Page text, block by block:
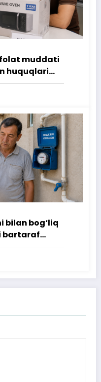
muddati
huquqlari
bilan bog‘liq
bartaraf